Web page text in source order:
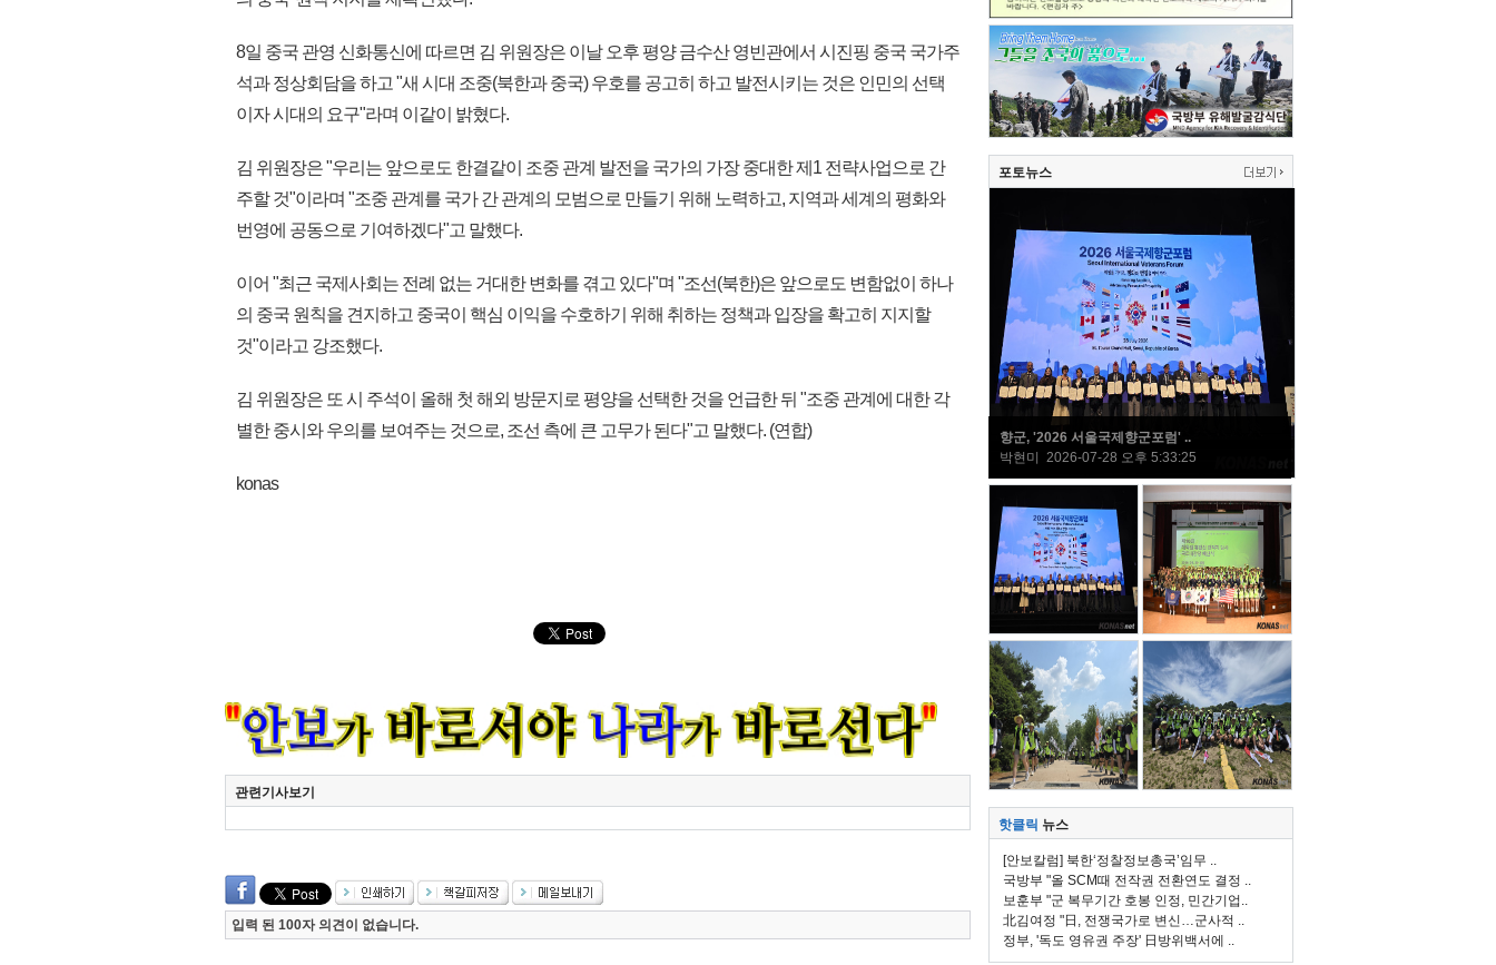
8일 중국 관영 신화통신에 따르면 김 위원장은 이날 오후 평양 금수산 영빈관에서 시진핑 중국 국가주
석과 정상회담을 하고 "새 시대 조중(북한과 중국) 우호를 공고히 하고 발전시키는 것은 인민의 선택
이자 시대의 요구"라며 이같이 밝혔다.
김 위원장은 "우리는 앞으로도 한결같이 조중 관계 발전을 국가의 가장 중대한 제1 전략사업으로 간
주할 것"이라며 "조중 관계를 국가 간 관계의 모범으로 만들기 위해 노력하고, 지역과 세계의 평화와
번영에 공동으로 기여하겠다"고 말했다.
이어 "최근 국제사회는 전례 없는 거대한 변화를 겪고 있다"며 "조선(북한)은 앞으로도 변함없이 하나
의 중국 원칙을 견지하고 중국이 핵심 이익을 수호하기 위해 취하는 정책과 입장을 확고히 지지할
것"이라고 강조했다.
김 위원장은 또 시 주석이 올해 첫 해외 방문지로 평양을 선택한 것을 언급한 뒤 "조중 관계에 대한 각
별한 중시와 우의를 보여주는 것으로, 조선 측에 큰 고무가 된다"고 말했다. (연합)
konas
관련기사보기
입력 된 100자 의견이 없습니다.
포토뉴스
향군, '2026 서울국제향군포럼' ..
박현미 2026-07-28 오후 5:33:25
핫클릭 뉴스
[안보칼럼] 북한‘정찰정보총국’임무 ..
국방부 "올 SCM때 전작권 전환연도 결정 ..
보훈부 "군 복무기간 호봉 인정, 민간기업..
北김여정 "日, 전쟁국가로 변신…군사적 ..
정부, '독도 영유권 주장' 日방위백서에 ..